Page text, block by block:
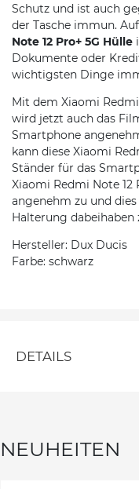
Schutz und ist auch
der Tasche immun.
Note 12 Pro+ 5G Hülle
Dokumente oder
wichtigsten Dinge
Mit dem Xiaomi
wird jetzt auch das
Smartphone
kann diese Xiaomi
Ständer für das
Xiaomi Redmi Note
angenehm zu und
Halterung dabeihaben
Hersteller: Dux Ducis
Farbe: schwarz
DETAILS
NEUHEITEN